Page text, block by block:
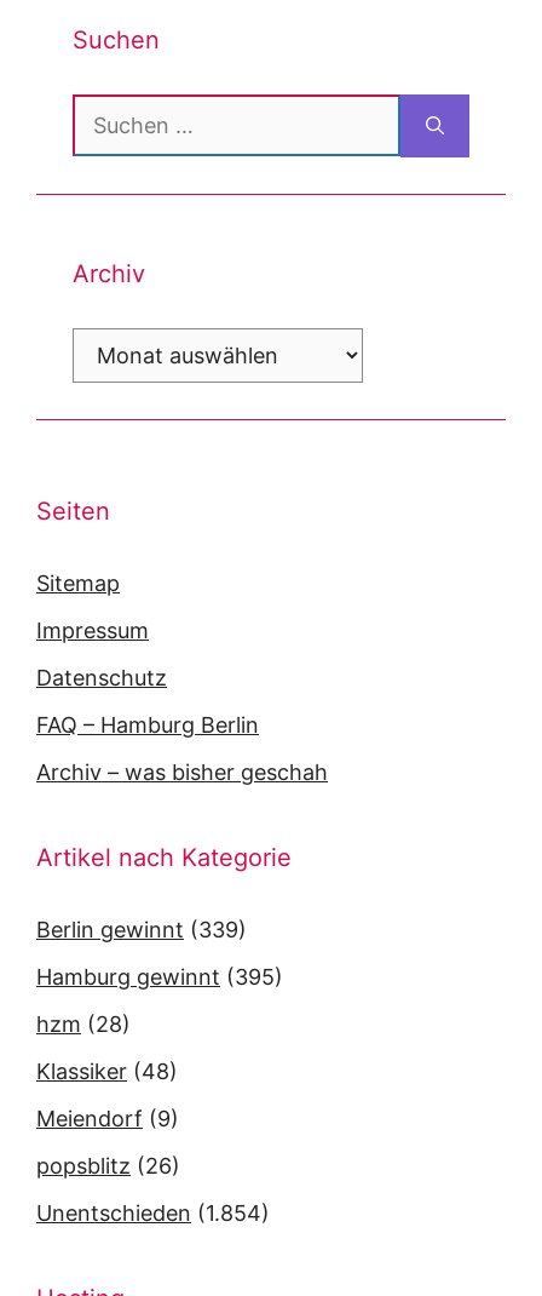
Suchen
Suchen
Archiv
Archiv
Seiten
Sitemap
Impressum
Datenschutz
FAQ – Hamburg Berlin
Archiv – was bisher geschah
Artikel nach Kategorie
Berlin gewinnt (339)
Hamburg gewinnt (395)
hzm (28)
Klassiker (48)
Meiendorf (9)
popsblitz (26)
Unentschieden (1.854)